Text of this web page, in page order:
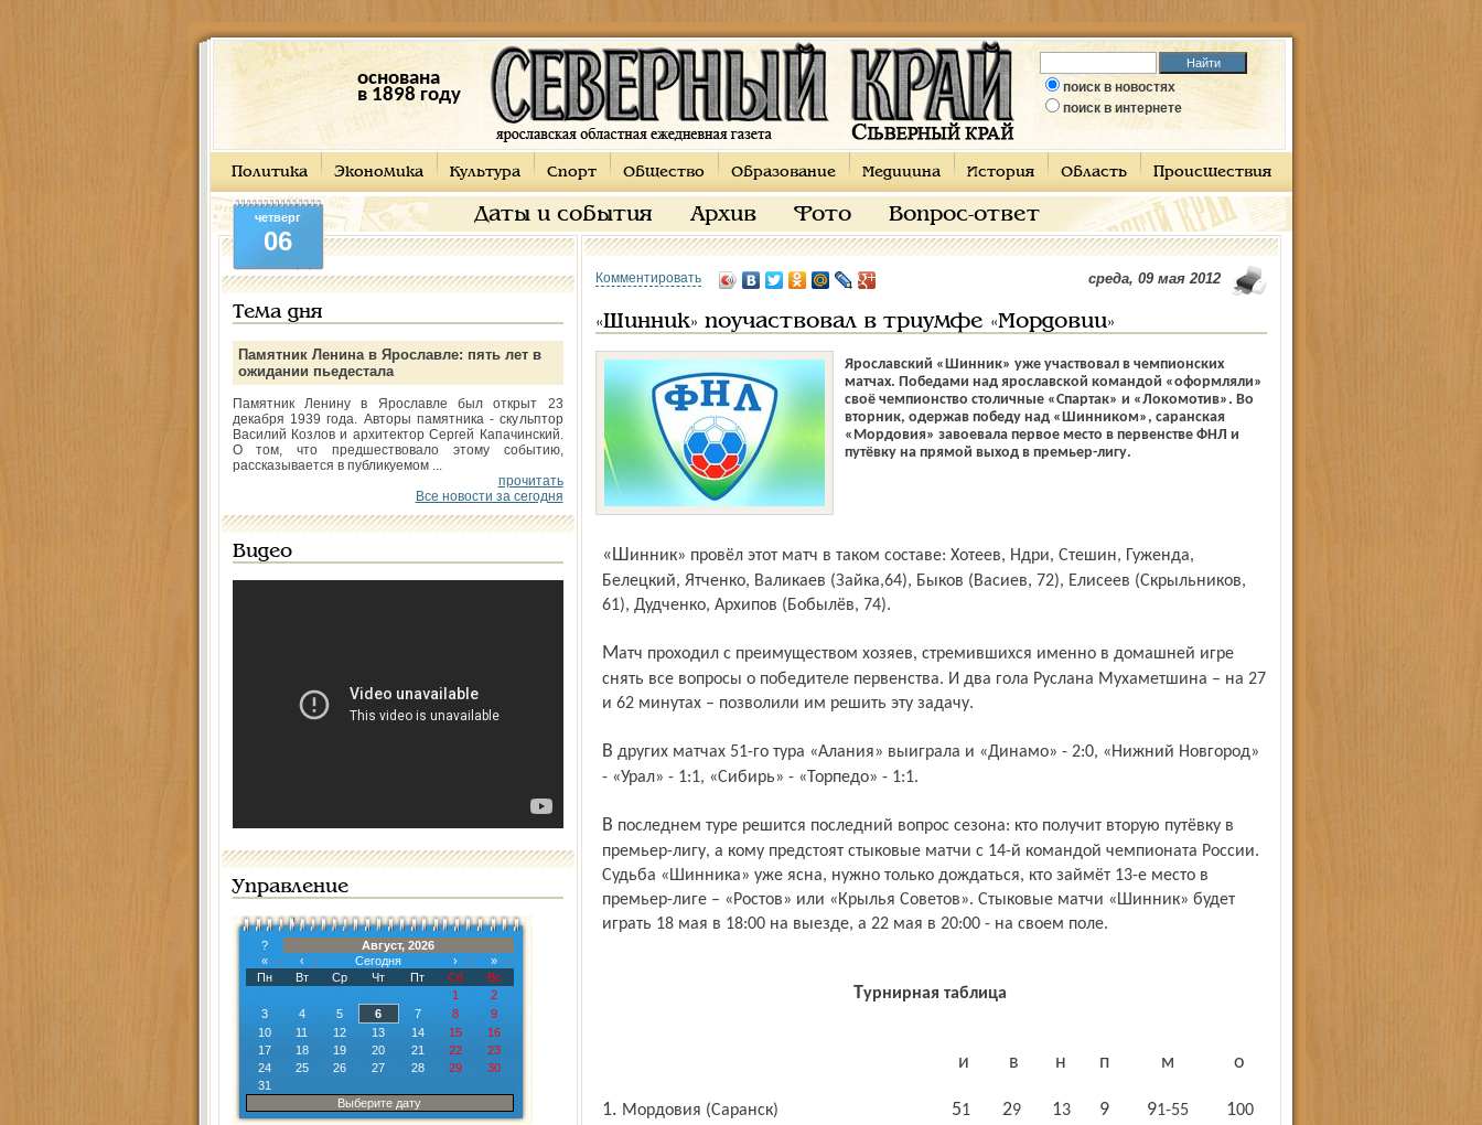
основана
в 1898 году
поиск в новостях
поиск в интернете
Политика Экономика Культура Спорт Общество Образование Медицина История Область Происшествия
Даты и события Архив Фото Вопрос-ответ
четверг
06
Тема дня
Памятник Ленина в Ярославле: пять лет в
ожидании пьедестала
Памятник Ленину в Ярославле был открыт 23
декабря 1939 года. Авторы памятника - скульптор
Василий Козлов и архитектор Сергей Капачинский.
О том, что предшествовало этому событию,
рассказывается в публикуемом ...
прочитать
Все новости за сегодня
Видео
Управление
?
Август, 2026
«
‹ Сегодня ›
»
Пн
Вт Ср Чт Пт Сб
Вс
1
2
3
4 5 6 7 8
9
10
11 12 13 14 15
16
17
18 19 20 21 22
23
24
25 26 27 28 29
30
31
Выберите дату
Комментировать среда, 09 мая 2012
«Шинник» поучаствовал в триумфе «Мордовии»
Ярославский «Шинник» уже участвовал в чемпионских
матчах. Победами над ярославской командой «оформляли»
своё чемпионство столичные «Спартак» и «Локомотив». Во
вторник, одержав победу над «Шинником», саранская
«Мордовия» завоевала первое место в первенстве ФНЛ и
путёвку на прямой выход в премьер-лигу.
«Шинник» провёл этот матч в таком составе: Хотеев, Ндри, Стешин, Гуженда,
Белецкий, Ятченко, Валикаев (Зайка,64), Быков (Васиев, 72), Елисеев (Скрыльников,
61), Дудченко, Архипов (Бобылёв, 74).
Матч проходил с преимуществом хозяев, стремившихся именно в домашней игре
снять все вопросы о победителе первенства. И два гола Руслана Мухаметшина – на 27
и 62 минутах – позволили им решить эту задачу.
В других матчах 51-го тура «Алания» выиграла и «Динамо» - 2:0, «Нижний Новгород»
- «Урал» - 1:1, «Сибирь» - «Торпедо» - 1:1.
В последнем туре решится последний вопрос сезона: кто получит вторую путёвку в
премьер-лигу, а кому предстоят стыковые матчи с 14-й командой чемпионата России.
Судьба «Шинника» уже ясна, нужно только дождаться, кто займёт 13-е место в
премьер-лиге – «Ростов» или «Крылья Советов». Стыковые матчи «Шинник» будет
играть 18 мая в 18:00 на выезде, а 22 мая в 20:00 - на своем поле.
Турнирная таблица
и в н п м о
1. Мордовия (Саранск) 51 29 13 9 91-55 100